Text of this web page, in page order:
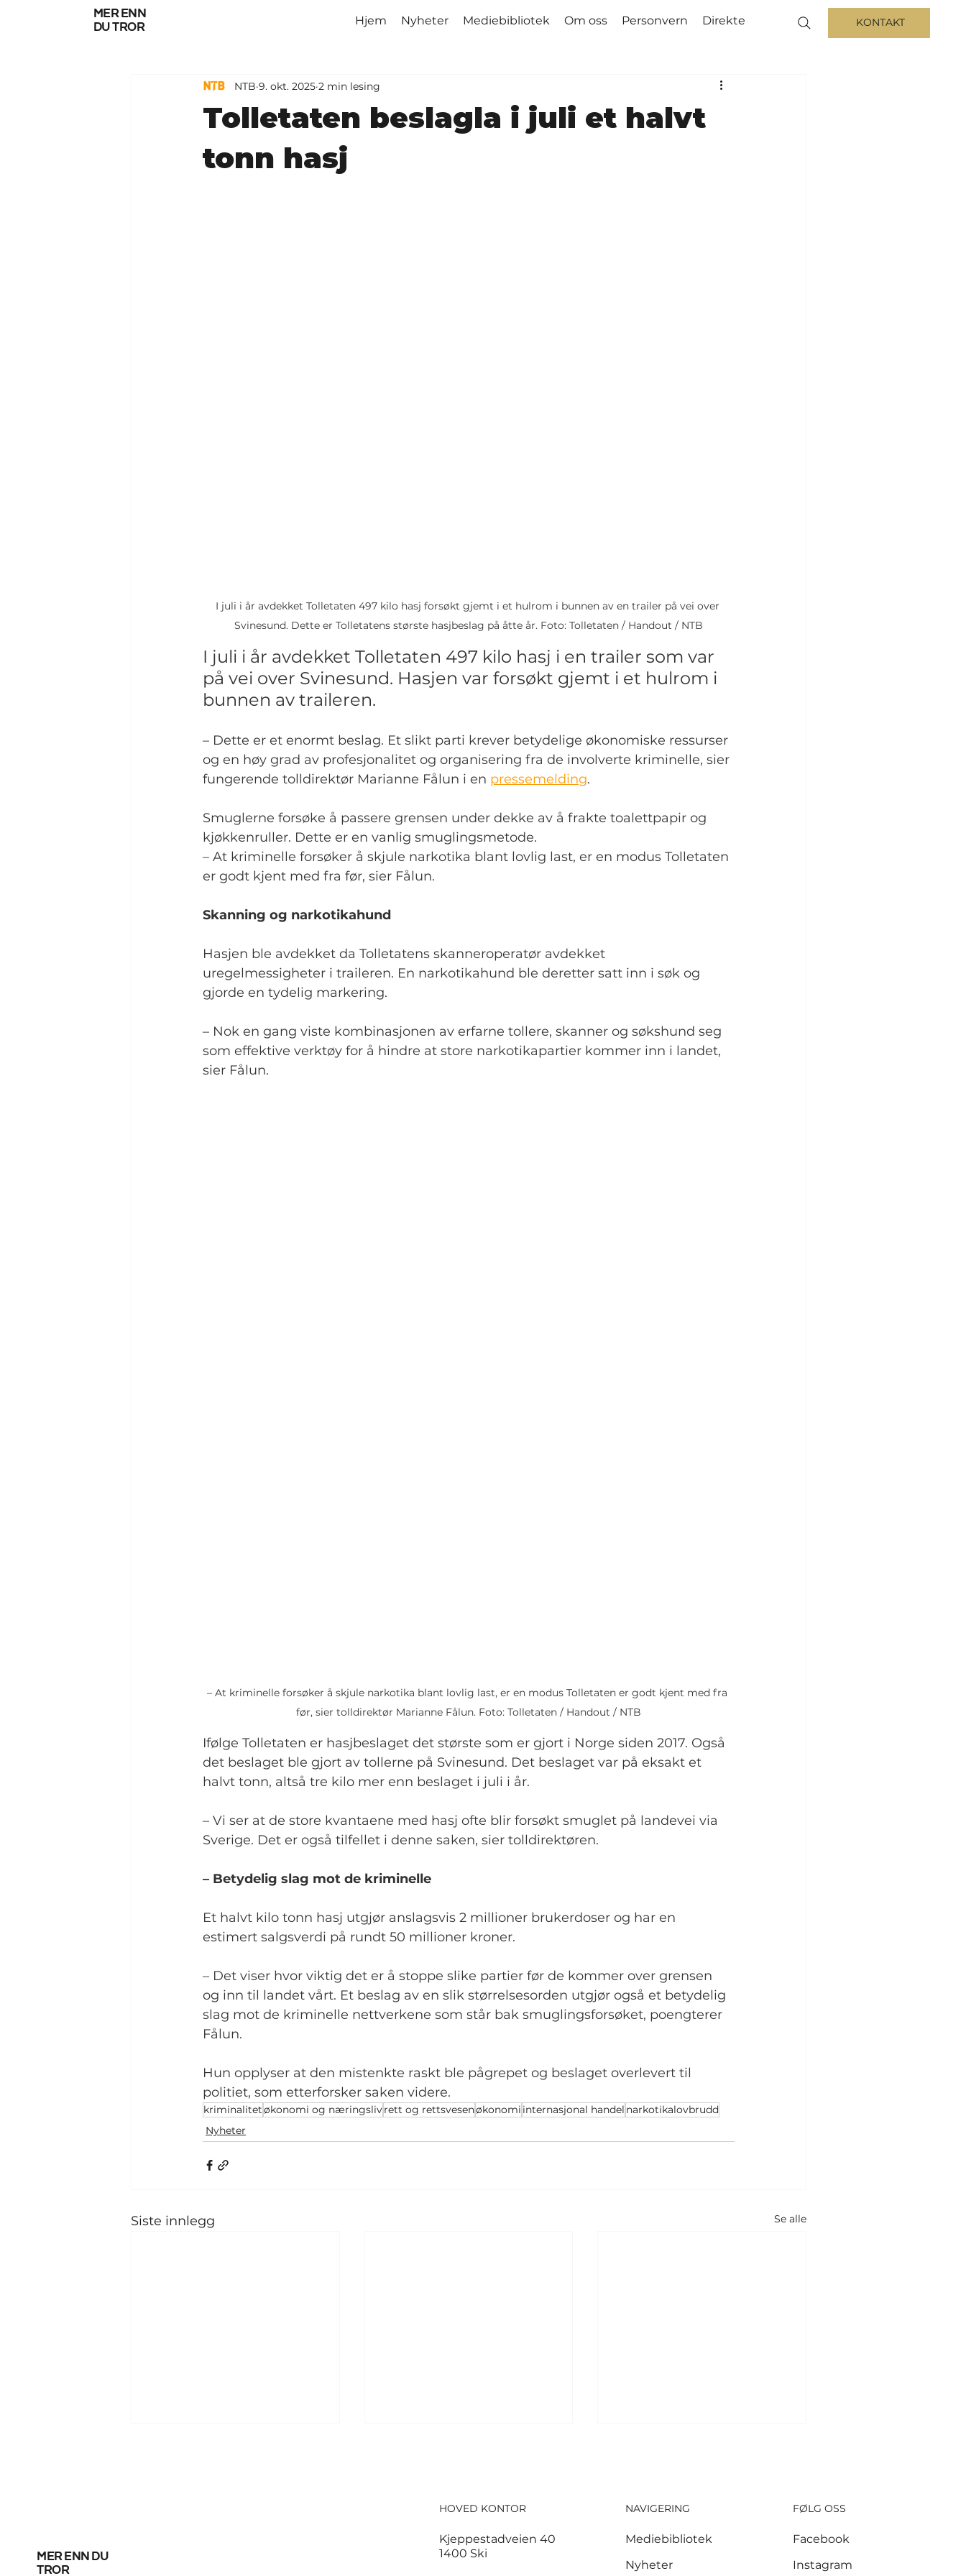
mer enn
du tror
Hjem Nyheter Mediebibliotek Om oss Personvern Direkte KONTAKT
Tolletaten beslagla i juli et halvt
tonn hasj
NTB 9. okt. 2025 2 min lesing
I juli i år avdekket Tolletaten 497 kilo hasj forsøkt gjemt i et hulrom i bunnen av en trailer på vei over
Svinesund. Dette er Tolletatens største hasjbeslag på åtte år. Foto: Tolletaten / Handout / NTB
I juli i år avdekket Tolletaten 497 kilo hasj i en trailer som var
på vei over Svinesund. Hasjen var forsøkt gjemt i et hulrom i
bunnen av traileren.
– Dette er et enormt beslag. Et slikt parti krever betydelige økonomiske ressurser
og en høy grad av profesjonalitet og organisering fra de involverte kriminelle, sier
fungerende tolldirektør Marianne Fålun i en pressemelding.
Smuglerne forsøke å passere grensen under dekke av å frakte toalettpapir og
kjøkkenruller. Dette er en vanlig smuglingsmetode.
– At kriminelle forsøker å skjule narkotika blant lovlig last, er en modus Tolletaten
er godt kjent med fra før, sier Fålun.
Skanning og narkotikahund
Hasjen ble avdekket da Tolletatens skanneroperatør avdekket
uregelmessigheter i traileren. En narkotikahund ble deretter satt inn i søk og
gjorde en tydelig markering.
– Nok en gang viste kombinasjonen av erfarne tollere, skanner og søkshund seg
som effektive verktøy for å hindre at store narkotikapartier kommer inn i landet,
sier Fålun.
– At kriminelle forsøker å skjule narkotika blant lovlig last, er en modus Tolletaten er godt kjent med fra
før, sier tolldirektør Marianne Fålun. Foto: Tolletaten / Handout / NTB
Ifølge Tolletaten er hasjbeslaget det største som er gjort i Norge siden 2017. Også
det beslaget ble gjort av tollerne på Svinesund. Det beslaget var på eksakt et
halvt tonn, altså tre kilo mer enn beslaget i juli i år.
– Vi ser at de store kvantaene med hasj ofte blir forsøkt smuglet på landevei via
Sverige. Det er også tilfellet i denne saken, sier tolldirektøren.
– Betydelig slag mot de kriminelle
Et halvt kilo tonn hasj utgjør anslagsvis 2 millioner brukerdoser og har en
estimert salgsverdi på rundt 50 millioner kroner.
– Det viser hvor viktig det er å stoppe slike partier før de kommer over grensen
og inn til landet vårt. Et beslag av en slik størrelsesorden utgjør også et betydelig
slag mot de kriminelle nettverkene som står bak smuglingsforsøket, poengterer
Fålun.
Hun opplyser at den mistenkte raskt ble pågrepet og beslaget overlevert til
politiet, som etterforsker saken videre.
kriminalitetøkonomi og næringslivrett og rettsvesenøkonomi internasjonal handel narkotikalovbrudd
Nyheter
Siste innlegg Se alle
Forsker ber
mer enn du
tror
HOVED KONTOR
Kjeppestadveien 40
1400 Ski
NAVIGERING
Mediebibliotek
Nyheter
FØLG OSS
Facebook
Instagram